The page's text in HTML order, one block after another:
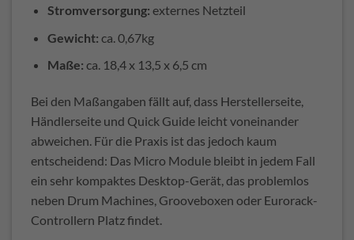
Stromversorgung: externes Netzteil
Gewicht: ca. 0,67kg
Maße: ca. 18,4 x 13,5 x 6,5 cm
Bei den Maßangaben fällt auf, dass Herstellerseite,
Händlerseite und Quick Guide leicht voneinander
abweichen. Für die Praxis ist das jedoch kaum
entscheidend: Das Micro Module bleibt in jedem Fall
ein sehr kompaktes Desktop-Gerät, das problemlos
neben Drum Machines, Grooveboxen oder Eurorack-
Controllern Platz findet.